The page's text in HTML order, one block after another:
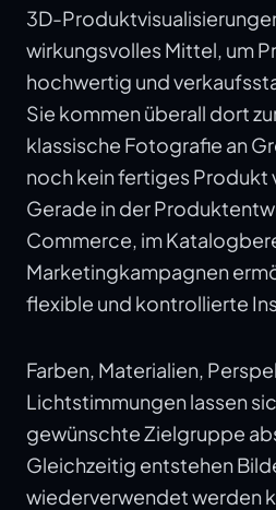
3D-
wirkungsvolles Mittel, um
hochwertig und
Sie kommen überall dort
klassische Fotografie an
noch kein fertiges Produkt
Gerade in der
Commerce, im
Marketingkampagnen
flexible und kontrollierte
Farben, Materialien,
Lichtstimmungen lassen
gewünschte Zielgruppe
Gleichzeitig entstehen
wiederverwendet werden